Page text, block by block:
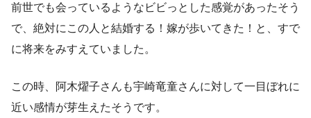
前世でも会っているようなビビっとした感覚があったそう
で、絶対にこの人と結婚する！嫁が歩いてきた！と、すで
に将来をみすえていました。
この時、阿木燿子さんも宇崎竜童さんに対して一目ぼれに
近い感情が芽生えたそうです。